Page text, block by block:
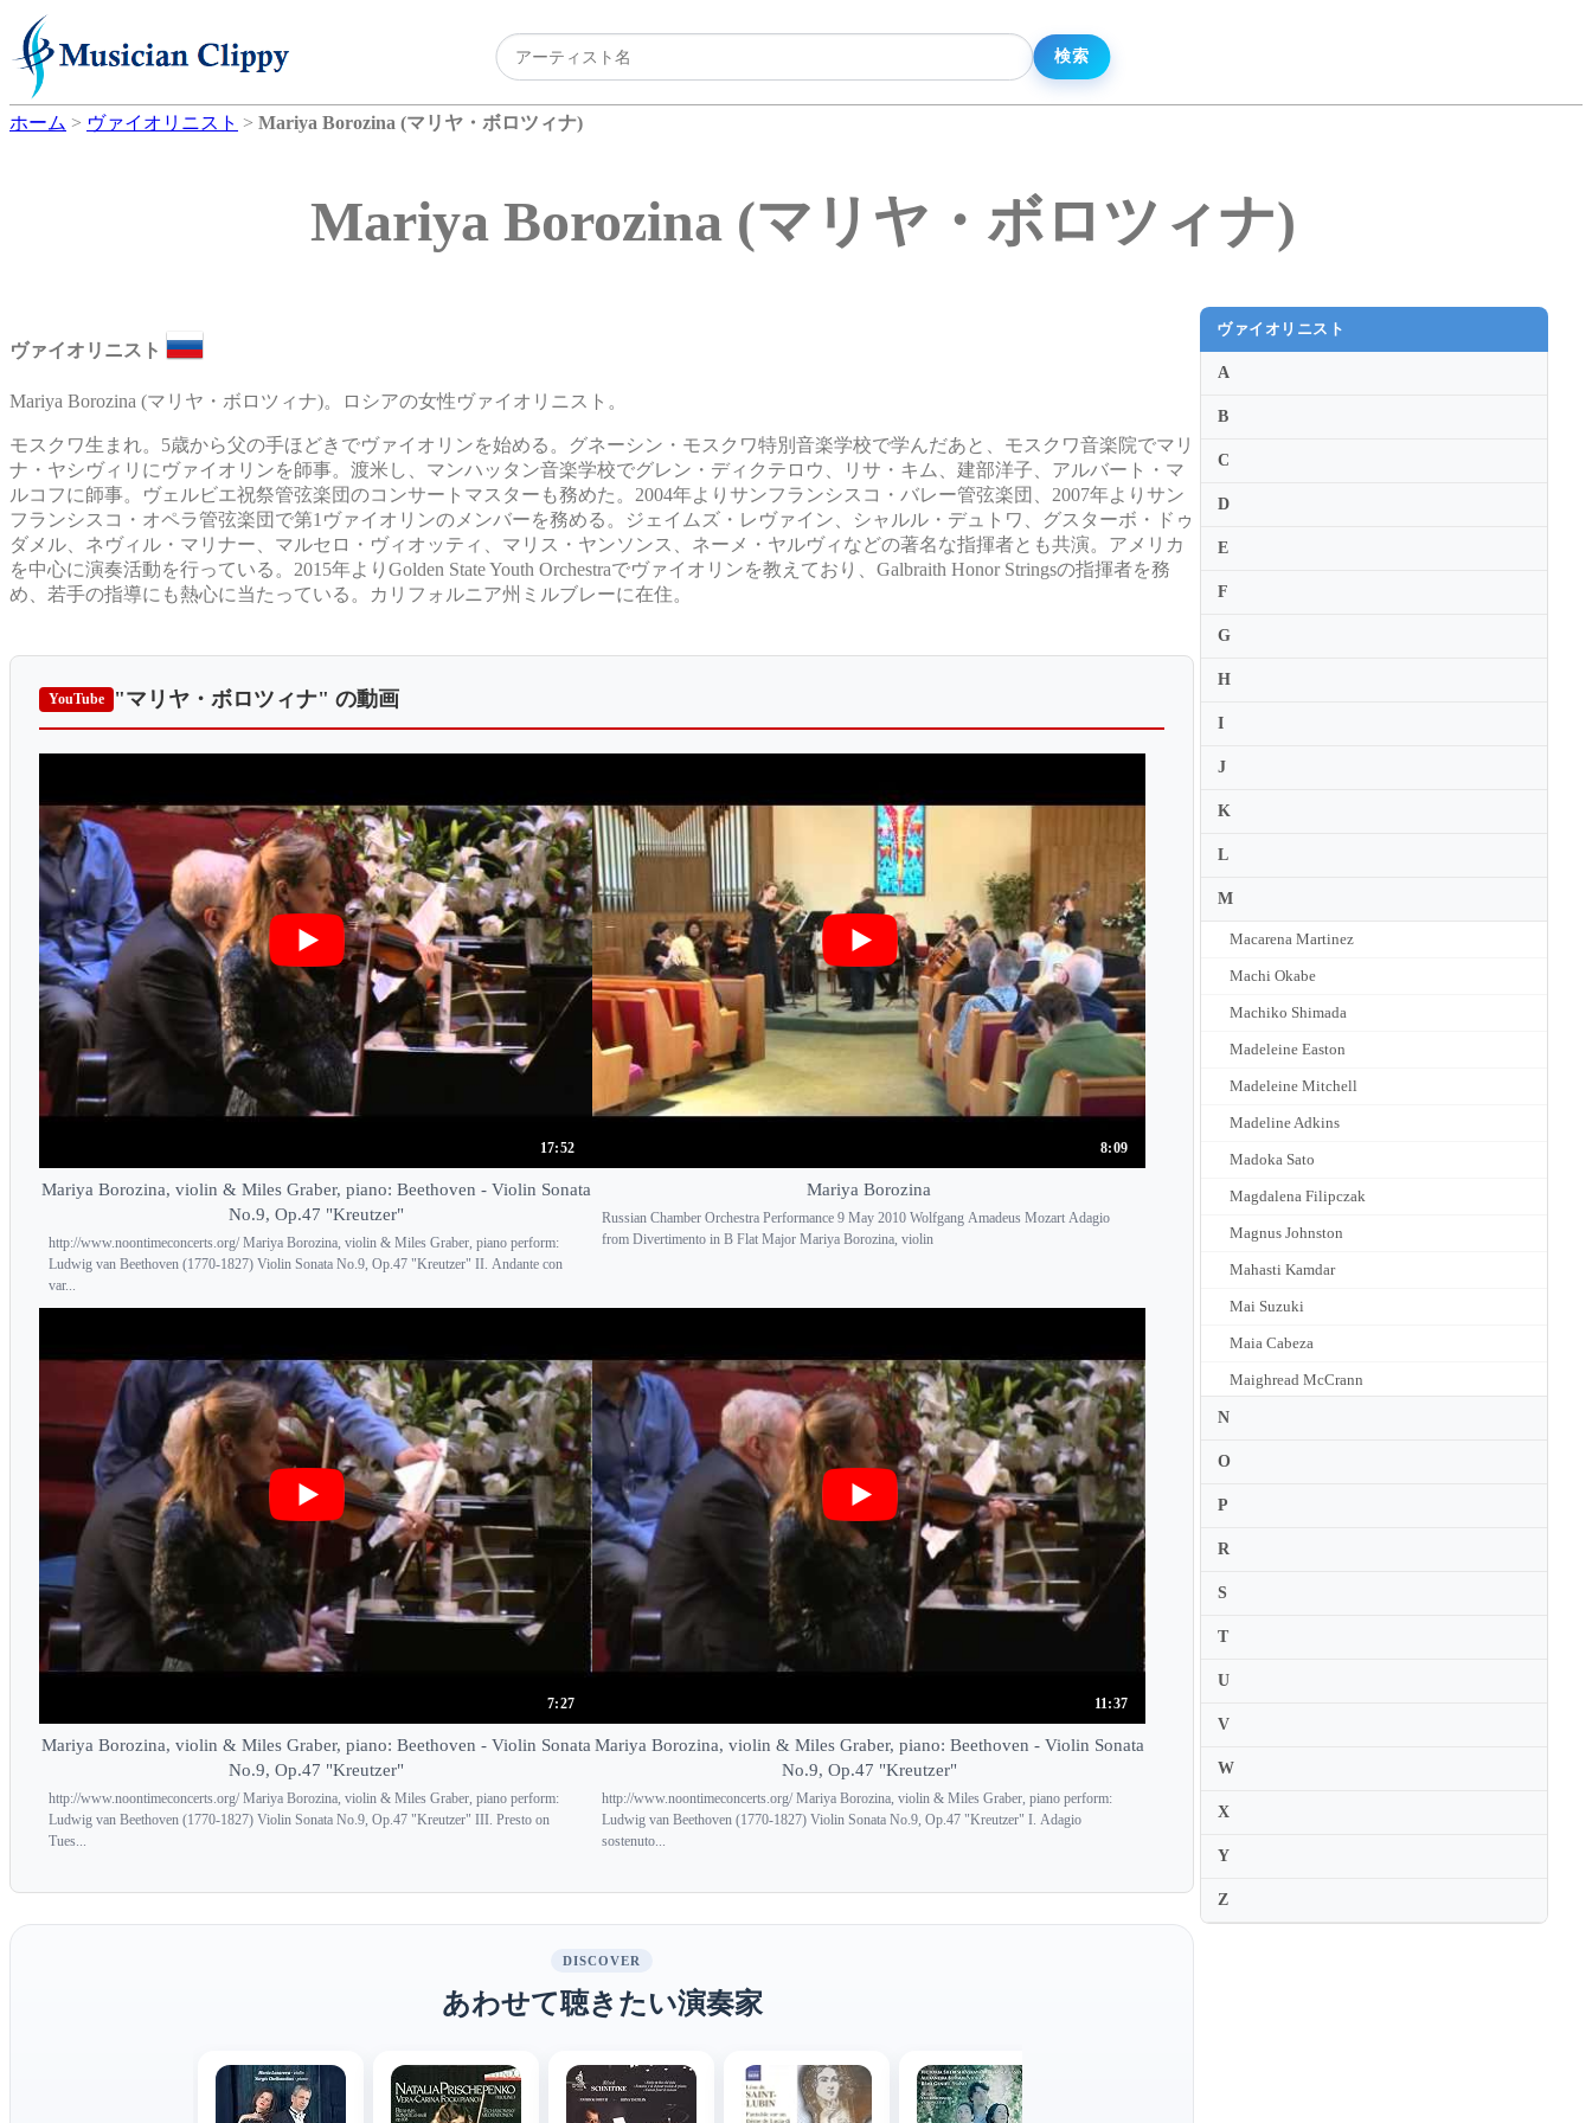
ホーム > ヴァイオリニスト > Mariya Borozina (マリヤ・ボロツィナ)
Mariya Borozina (マリヤ・ボロツィナ)
ヴァイオリニスト
Mariya Borozina (マリヤ・ボロツィナ)。ロシアの女性ヴァイオリニスト。
モスクワ生まれ。5歳から父の手ほどきでヴァイオリンを始める。グネーシン・モスクワ特別音楽学校で学んだあと、モスクワ音楽院でマリ
ナ・ヤシヴィリにヴァイオリンを師事。渡米し、マンハッタン音楽学校でグレン・ディクテロウ、リサ・キム、建部洋子、アルバート・マ
ルコフに師事。ヴェルビエ祝祭管弦楽団のコンサートマスターも務めた。2004年よりサンフランシスコ・バレー管弦楽団、2007年よりサン
フランシスコ・オペラ管弦楽団で第1ヴァイオリンのメンバーを務める。ジェイムズ・レヴァイン、シャルル・デュトワ、グスターボ・ドゥ
ダメル、ネヴィル・マリナー、マルセロ・ヴィオッティ、マリス・ヤンソンス、ネーメ・ヤルヴィなどの著名な指揮者とも共演。アメリカ
を中心に演奏活動を行っている。2015年よりGolden State Youth Orchestraでヴァイオリンを教えており、Galbraith Honor Stringsの指揮者を務
め、若手の指導にも熱心に当たっている。カリフォルニア州ミルブレーに在住。
YouTube "マリヤ・ボロツィナ" の動画
17:52
Mariya Borozina, violin & Miles Graber, piano: Beethoven - Violin Sonata
No.9, Op.47 "Kreutzer"
http://www.noontimeconcerts.org/ Mariya Borozina, violin & Miles Graber, piano perform:
Ludwig van Beethoven (1770-1827) Violin Sonata No.9, Op.47 "Kreutzer" II. Andante con
var...
8:09
Mariya Borozina
Russian Chamber Orchestra Performance 9 May 2010 Wolfgang Amadeus Mozart Adagio
from Divertimento in B Flat Major Mariya Borozina, violin
7:27
Mariya Borozina, violin & Miles Graber, piano: Beethoven - Violin Sonata
No.9, Op.47 "Kreutzer"
http://www.noontimeconcerts.org/ Mariya Borozina, violin & Miles Graber, piano perform:
Ludwig van Beethoven (1770-1827) Violin Sonata No.9, Op.47 "Kreutzer" III. Presto on
Tues...
11:37
Mariya Borozina, violin & Miles Graber, piano: Beethoven - Violin Sonata
No.9, Op.47 "Kreutzer"
http://www.noontimeconcerts.org/ Mariya Borozina, violin & Miles Graber, piano perform:
Ludwig van Beethoven (1770-1827) Violin Sonata No.9, Op.47 "Kreutzer" I. Adagio
sostenuto...
DISCOVER
あわせて聴きたい演奏家
ヴァイオリニスト
A
B
C
D
E
F
G
H
I
J
K
L
M
Macarena Martinez
Machi Okabe
Machiko Shimada
Madeleine Easton
Madeleine Mitchell
Madeline Adkins
Madoka Sato
Magdalena Filipczak
Magnus Johnston
Mahasti Kamdar
Mai Suzuki
Maia Cabeza
Maighread McCrann
N
O
P
R
S
T
U
V
W
X
Y
Z